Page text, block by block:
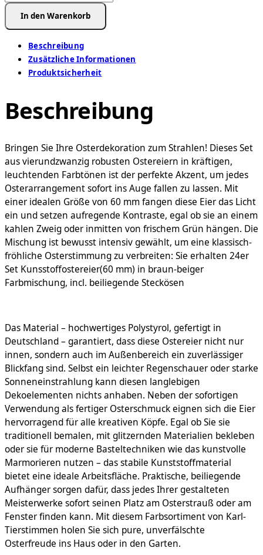
Set
Kunsstoffostereier(60
braun-
beiger
incl.
beiliegende
Menge
In den Warenkorb
Beschreibung
Zusätzliche Informationen
Produktsicherheit
Beschreibung
Bringen Sie Ihre Osterdekoration zum Strahlen! Dieses Set
aus vierundzwanzig robusten Ostereiern in kräftigen,
leuchtenden Farbtönen ist der perfekte Akzent, um jedes
Osterarrangement sofort ins Auge fallen zu lassen. Mit
einer idealen Größe von 60 mm fangen diese Eier das Licht
ein und setzen aufregende Kontraste, egal ob sie an einem
kahlen Zweig oder inmitten von frischem Grün hängen. Die
Mischung ist bewusst intensiv gewählt, um eine klassisch-
fröhliche Osterstimmung zu verbreiten: Sie erhalten 24er
Set Kunsstoffostereier(60 mm) in braun-beiger
Farbmischung, incl. beiliegende Steckösen
Das Material – hochwertiges Polystyrol, gefertigt in
Deutschland – garantiert, dass diese Ostereier nicht nur
innen, sondern auch im Außenbereich ein zuverlässiger
Blickfang sind. Selbst ein leichter Regenschauer oder starke
Sonneneinstrahlung kann diesen langlebigen
Dekoelementen nichts anhaben. Neben der sofortigen
Verwendung als fertiger Osterschmuck eignen sich die Eier
hervorragend für alle kreativen Köpfe. Egal ob Sie sie
traditionell bemalen, mit glitzernden Materialien bekleben
oder sie für moderne Basteltechniken wie das kunstvolle
Marmorieren nutzen – das stabile Kunststoffmaterial
bietet eine ideale Arbeitsfläche. Praktische, beiliegende
Aufhänger sorgen dafür, dass jedes Ihrer gestalteten
Meisterwerke sofort seinen Platz am Osterstrauß oder am
Fenster finden kann. Mit diesem Farbsortiment von Karl-
Tierstimmen holen Sie sich pure, unverfälschte
Osterfreude ins Haus oder in den Garten.